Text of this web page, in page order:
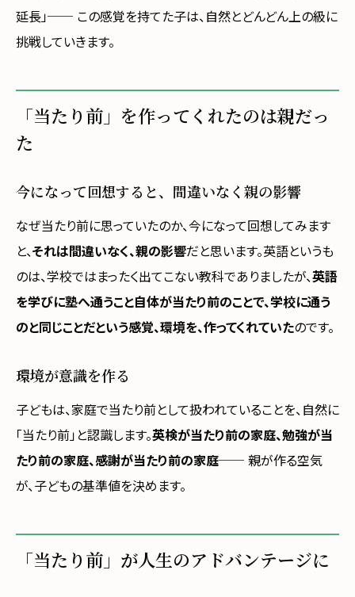
延長」── この感覚を持てた子は、自然とどんどん上の級に
挑戦していきます。
「当たり前」を作ってくれたのは親だっ
た
今になって回想すると、間違いなく親の影響
なぜ当たり前に思っていたのか、今になって回想してみます
と、それは間違いなく、親の影響だと思います。英語というも
のは、学校ではまったく出てこない教科でありましたが、英語
を学びに塾へ通うこと自体が当たり前のことで、学校に通う
のと同じことだという感覚、環境を、作ってくれていたのです。
環境が意識を作る
子どもは、家庭で当たり前として扱われていることを、自然に
「当たり前」と認識します。英検が当たり前の家庭、勉強が当
たり前の家庭、感謝が当たり前の家庭── 親が作る空気
が、子どもの基準値を決めます。
「当たり前」が人生のアドバンテージに